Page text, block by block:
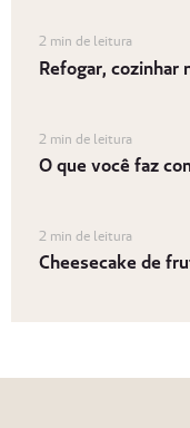
2 min de leitura
Refogar, cozinhar
2 min de leitura
O que você faz
2 min de leitura
Cheesecake de